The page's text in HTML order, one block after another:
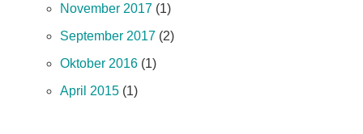
November 2017 (1)
September 2017 (2)
Oktober 2016 (1)
April 2015 (1)